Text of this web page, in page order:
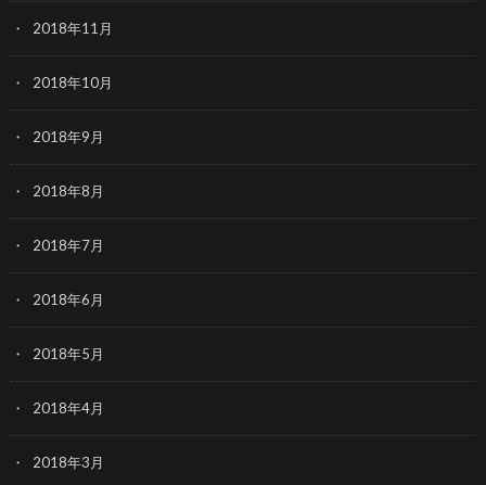
2018年11月
2018年10月
2018年9月
2018年8月
2018年7月
2018年6月
2018年5月
2018年4月
2018年3月